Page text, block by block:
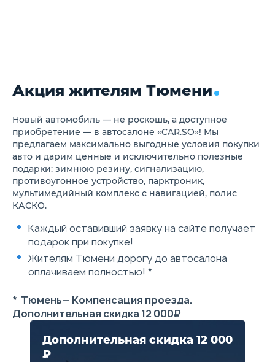
Тормозная система (BOS)
Антипробуксовочная
Система динамического
контроля (VDC)
Система стабилизации
(ESC)
Система мониторинга
давления в шинах (TPMS)
Фронтальные подушки
безопасности водителя и
переднего пассажира
Центральный замок с
дистанционным
управлением
Электронный стояночный
тормоз
Auto Hold
Обивка салона из экокожи -
Механическая регулировка
сиденья водителя в 6
направлениях
сидения переднего
пассажира в 4
направлениях
Дополнительная скидка 12 000
₽
Акция жителям Тюмени
Новый автомобиль — не роскошь, а доступное
приобретение — в автосалоне «CAR.SO»! Мы
предлагаем максимально выгодные условия покупки
авто и дарим ценные и исключительно полезные
подарки: зимнюю резину, сигнализацию,
противоугонное устройство, парктроник,
мультимедийный комплекс с навигацией, полис
КАСКО.
Каждый оставивший заявку на сайте получает
подарок при покупке!
Жителям Тюмени дорогу до автосалона
оплачиваем полностью! *
* Тюмень— Компенсация проезда.
Дополнительная скидка 12 000₽